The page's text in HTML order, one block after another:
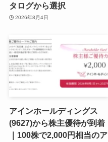
タログから選択
2026年8月4日
アインホールディングス
(9627)から株主優待が到着
｜100株で2,000円相当のア